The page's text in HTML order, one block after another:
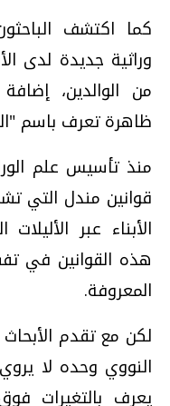
كما اكتشف
وراثية جديدة لدى
من الوالدين،
ظاهرة تعرف باسم
منذ تأسيس علم
قوانين مندل التي
الأبناء عبر
هذه القوانين في
المعروفة.
لكن مع تقدم
النووي وحده لا
يعرف بالتغيرات